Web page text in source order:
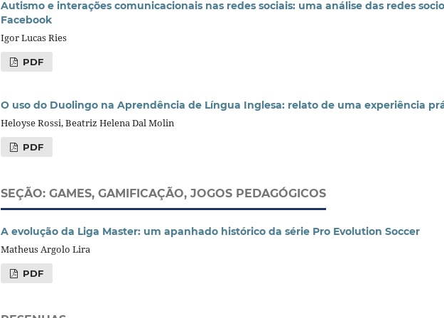
Autismo e interações comunicacionais nas redes sociais: uma análise das redes
Facebook
Igor Lucas Ries
PDF
O uso do Duolingo na Aprendência de Língua Inglesa: relato de uma experiência
Heloyse Rossi, Beatriz Helena Dal Molin
PDF
SEÇÃO: GAMES, GAMIFICAÇÃO, JOGOS PEDAGÓGICOS
A evolução da Liga Master: um apanhado histórico da série Pro Evolution Soccer
Matheus Argolo Lira
PDF